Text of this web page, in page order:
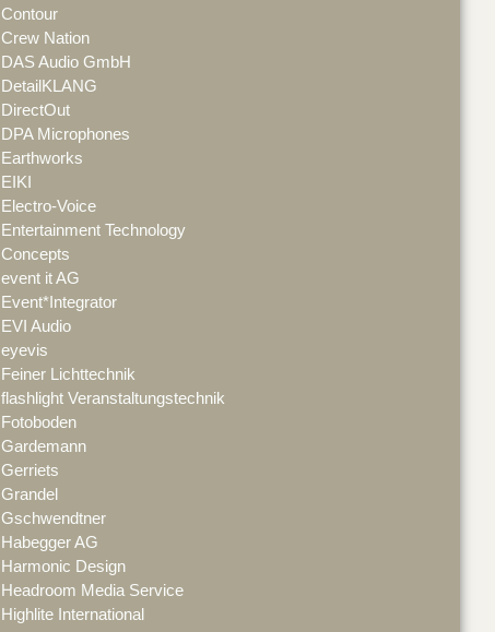
Contour
Crew Nation
DAS Audio GmbH
DetailKLANG
DirectOut
DPA Microphones
Earthworks
EIKI
Electro-Voice
Entertainment Technology
Concepts
event it AG
Event*Integrator
EVI Audio
eyevis
Feiner Lichttechnik
flashlight Veranstaltungstechnik
Fotoboden
Gardemann
Gerriets
Grandel
Gschwendtner
Habegger AG
Harmonic Design
Headroom Media Service
Highlite International